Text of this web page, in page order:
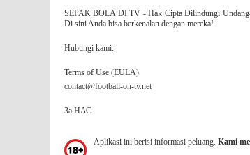
SEPAK BOLA DI TV - Hak Cipta Dilindungi Undang-
Di sini Anda bisa berkenalan dengan mereka!
Hubungi kami:
Terms of Use (EULA)
contact@football-on-tv.net
За НАС
Aplikasi ini berisi informasi peluang. Kami